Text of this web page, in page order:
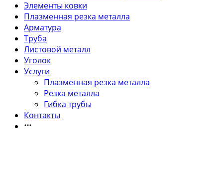
Элементы ковки
Плазменная резка металла
Арматура
Труба
Листовой металл
Уголок
Услуги
Плазменная резка металла
Резка металла
Гибка трубы
Контакты